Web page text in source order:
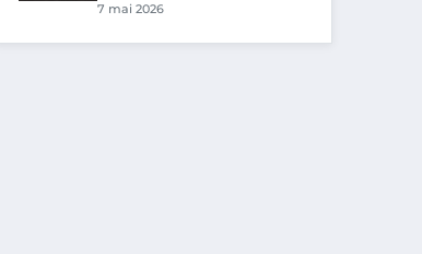
7 mai 2026